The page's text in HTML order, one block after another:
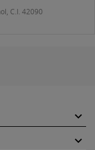
C.I. 42090

